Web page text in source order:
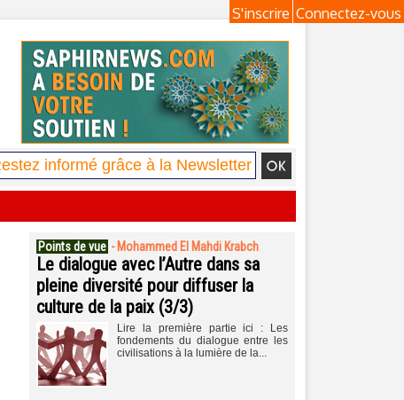
Connectez-vous
S'inscrire
Points de vue - Mohammed El Mahdi Krabch
Le dialogue avec l’Autre dans sa
pleine diversité pour diffuser la
culture de la paix (3/3)
Lire la première partie ici : Les
fondements du dialogue entre les
civilisations à la lumière de la...